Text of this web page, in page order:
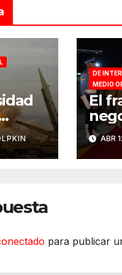
DE
MEDIO
El
ABR
para publicar